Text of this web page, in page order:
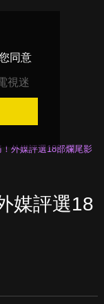
同意
視迷
外媒評選18部爛尾影
媒評選18